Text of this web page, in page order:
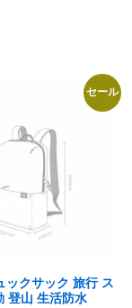
で
セール
ックサック 旅行 ス
登山 生活防水